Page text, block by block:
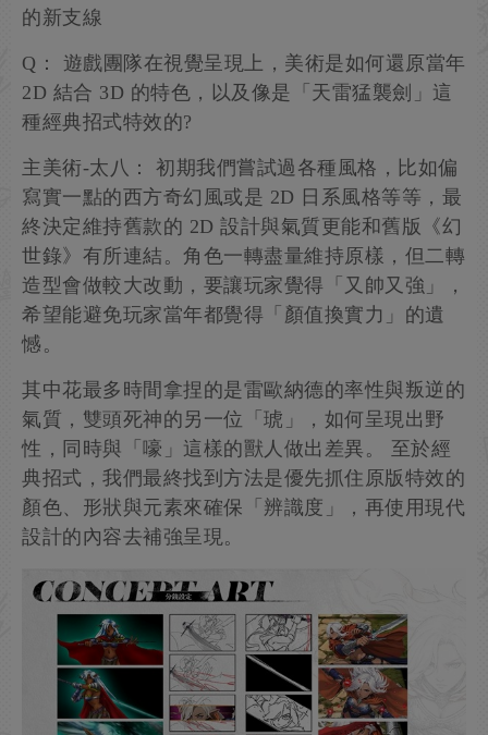
的新支線
Q： 遊戲團隊在視覺呈現上，美術是如何還原當年
2D 結合 3D 的特色，以及像是「天雷猛襲劍」這
種經典招式特效的?
主美術-太八： 初期我們嘗試過各種風格，比如偏
寫實一點的西方奇幻風或是 2D 日系風格等等，最
終決定維持舊款的 2D 設計與氣質更能和舊版《幻
世錄》有所連結。角色一轉盡量維持原樣，但二轉
造型會做較大改動，要讓玩家覺得「又帥又強」，
希望能避免玩家當年都覺得「顏值換實力」的遺
憾。
其中花最多時間拿捏的是雷歐納德的率性與叛逆的
氣質，雙頭死神的另一位「琥」，如何呈現出野
性，同時與「嚎」這樣的獸人做出差異。 至於經
典招式，我們最終找到方法是優先抓住原版特效的
顏色、形狀與元素來確保「辨識度」，再使用現代
設計的內容去補強呈現。